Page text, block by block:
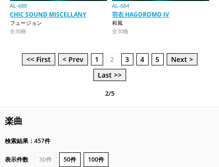
AL-688
CHIC SOUND MISCELLANY
フュージョン
全30曲
AL-684
羽衣 HAGOROMO IV
和風
全30曲
<< First < Prev 1 2 3 4 5
Next >
Last >>
2/5
楽曲
検索結果：457件
表示件数 30件 50件 100件